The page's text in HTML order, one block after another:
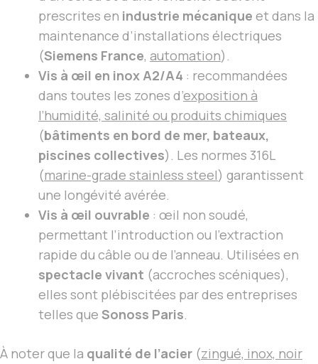
prescrites en industrie mécanique et dans la
maintenance d’installations électriques
(Siemens France, automation).
Vis à œil en inox A2/A4 : recommandées
dans toutes les zones d’exposition à
l’humidité, salinité ou produits chimiques
(bâtiments en bord de mer, bateaux,
piscines collectives). Les normes 316L
(marine-grade stainless steel) garantissent
une longévité avérée.
Vis à œil ouvrable : œil non soudé,
permettant l’introduction ou l’extraction
rapide du câble ou de l’anneau. Utilisées en
spectacle vivant (accroches scéniques),
elles sont plébiscitées par des entreprises
telles que Sonoss Paris.
À noter que la qualité de l’acier (zingué, inox, noir